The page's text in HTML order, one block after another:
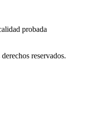
reservados.